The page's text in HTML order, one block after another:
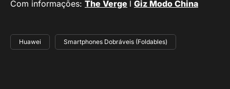
Com informações: The Verge l Giz Modo China
Huawei Smartphones Dobráveis (Foldables)